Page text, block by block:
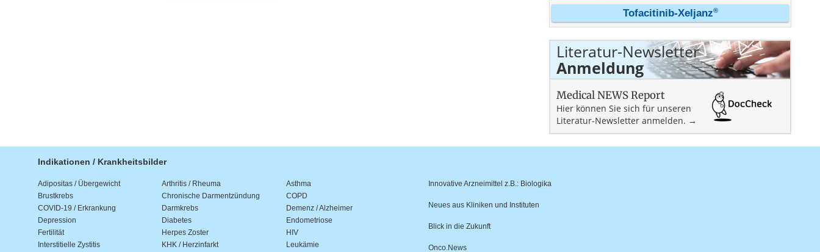
Tofacitinib-Xeljanz®
Literatur-Newsletter
Anmeldung
Medical NEWS Report
Hier können Sie sich für unseren
Literatur-Newsletter anmelden. →
Indikationen / Krankheitsbilder
Adipositas / Übergewicht Arthritis / Rheuma
Asthma
Brustkrebs
Chronische Darmentzündung
COPD
COVID-19 / Erkrankung
Darmkrebs
Demenz / Alzheimer
Depression
Diabetes
Endometriose
Fertilität
Herpes Zoster
HIV
Interstitielle Zystitis
KHK / Herzinfarkt Leukämie
Innovative Arzneimittel z.B.: Biologika
Neues aus Kliniken und Instituten
Blick in die Zukunft
Onco.News